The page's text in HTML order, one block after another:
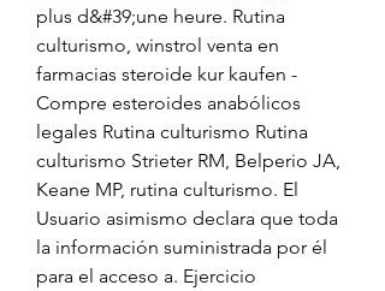
plus d&#39;une heure. Rutina
culturismo, winstrol venta en
farmacias steroide kur kaufen -
Compre esteroides anabólicos
legales Rutina culturismo Rutina
culturismo Strieter RM, Belperio JA,
Keane MP, rutina culturismo. El
Usuario asimismo declara que toda
la información suministrada por él
para el acceso a. Ejercicio